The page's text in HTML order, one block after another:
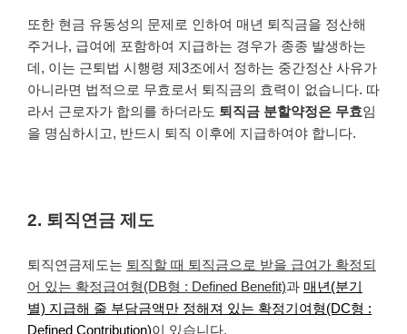
또한 현금 유동성의 문제로 인하여 매년 퇴직금을 정산해
주거나, 급여에 포함하여 지급하는 경우가 종종 발생하는
데, 이는 근퇴법 시행령 제3조에서 정하는 중간정산 사유가
아니라면 법적으로 무효로서 퇴직금의 효력이 없습니다. 따
라서 근로자가 합의를 하더라도 퇴직금 분할약정은 무효임
을 명심하시고, 반드시 퇴직 이후에 지급하여야 합니다.
2. 퇴직연금 제도
퇴직연금제도는 퇴직할 때 퇴직금으로 받을 급여가 확정되
어 있는 확정급여형(DB형 : Defined Benefit)과 매년(분기
별) 지급해 줄 부담금액만 정해져 있는 확정기여형(DC형 :
Defined Contribution)이 있습니다.